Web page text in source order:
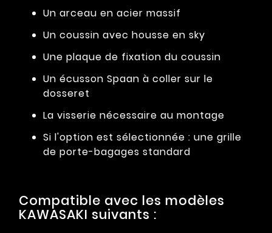
Un arceau en acier massif
Un coussin avec housse en sky
Une plaque de fixation du coussin
Un écusson Spaan à coller sur le
dosseret
La visserie nécessaire au montage
Si l'option est sélectionnée : une grille
de porte-bagages standard
Compatible avec les modèles
KAWASAKI suivants :